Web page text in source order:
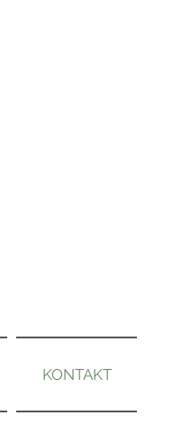
KONTAKT